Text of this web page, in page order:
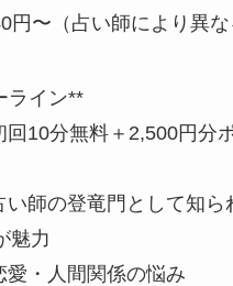
円〜（占い師により異な
ライン**
回10分無料＋2,500円分
い師の登竜門として知ら
魅力
愛・人間関係の悩み